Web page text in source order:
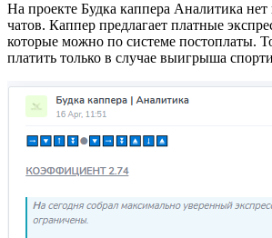
На проекте Будка каппера Аналитика
чатов. Каппер предлагает платные
которые можно по системе постоплаты.
платить только в случае выигрыша